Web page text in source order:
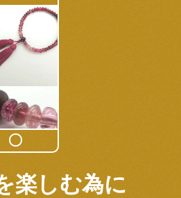
楽しむ為に